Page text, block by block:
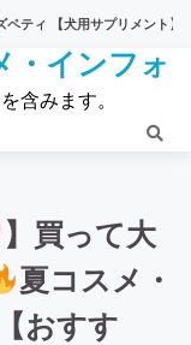
ト】腎臓の健康維持に
・インフォ
含みます。
】買って大
夏コスメ・
【おすす